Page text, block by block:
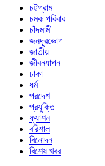
চট্টগ্রাম
চমক পরিবার
চাঁদমামী
জনদূরভোগ
জাতীয়
জীবনযাপন
ঢাকা
ধর্ম
পরদেশ
প্রযুক্তি
ফ্যাশন
বরিশাল
বিনোদন
বিশেষ খবর